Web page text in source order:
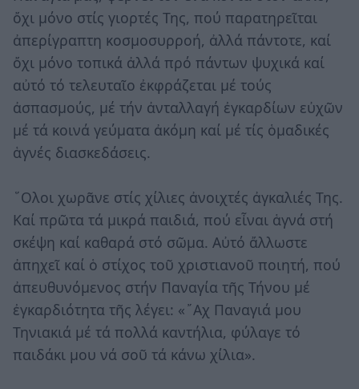
ὄχι μόνο στίς γιορτές Της, πού παρατηρεῖται
ἀπερίγραπτη κοσμοσυρροή, ἀλλά πάντοτε, καί
ὄχι μόνο τοπικά ἀλλά πρό πάντων ψυχικά καί
αὐτό τό τελευταῖο ἐκφράζεται μέ τούς
ἀσπασμούς, μέ τήν ἀνταλλαγή ἐγκαρδίων εὐχῶν
μέ τά κοινά γεύματα ἀκόμη καί μέ τίς ὁμαδικές
ἁγνές διασκεδάσεις.
῞Ολοι χωρᾶνε στίς χίλιες ἀνοιχτές ἀγκαλιές Της.
Καί πρῶτα τά μικρά παιδιά, πού εἶναι ἁγνά στή
σκέψη καί καθαρά στό σῶμα. Αὐτό ἄλλωστε
ἀπηχεῖ καί ὁ στίχος τοῦ χριστιανοῦ ποιητή, πού
ἀπευθυνόμενος στήν Παναγία τῆς Τήνου μέ
ἐγκαρδιότητα τῆς λέγει: «῎Αχ Παναγιά μου
Τηνιακιά μέ τά πολλά καντήλια, φύλαγε τό
παιδάκι μου νά σοῦ τά κάνω χίλια».